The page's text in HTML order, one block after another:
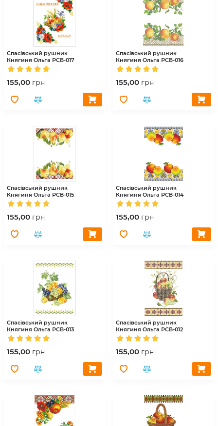
Спасівський рушник
Княгиня Ольга РСВ-017
155,00 грн
Спасівський рушник
Княгиня Ольга РСВ-016
155,00 грн
Спасівський рушник
Княгиня Ольга РСВ-015
155,00 грн
Спасівський рушник
Княгиня Ольга РСВ-014
155,00 грн
Спасівський рушник
Княгиня Ольга РСВ-013
155,00 грн
Спасівський рушник
Княгиня Ольга РСВ-012
155,00 грн